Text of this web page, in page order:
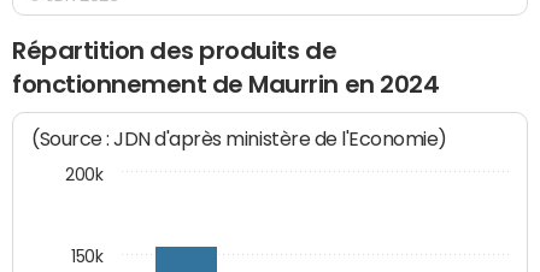
Répartition des produits de
fonctionnement de Maurrin en 2024
(Source : JDN d'après ministère de l'Economie)
150k
200k